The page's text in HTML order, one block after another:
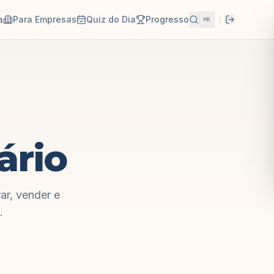
Para Empresas Quiz do Dia Progresso ⌘K
vender e